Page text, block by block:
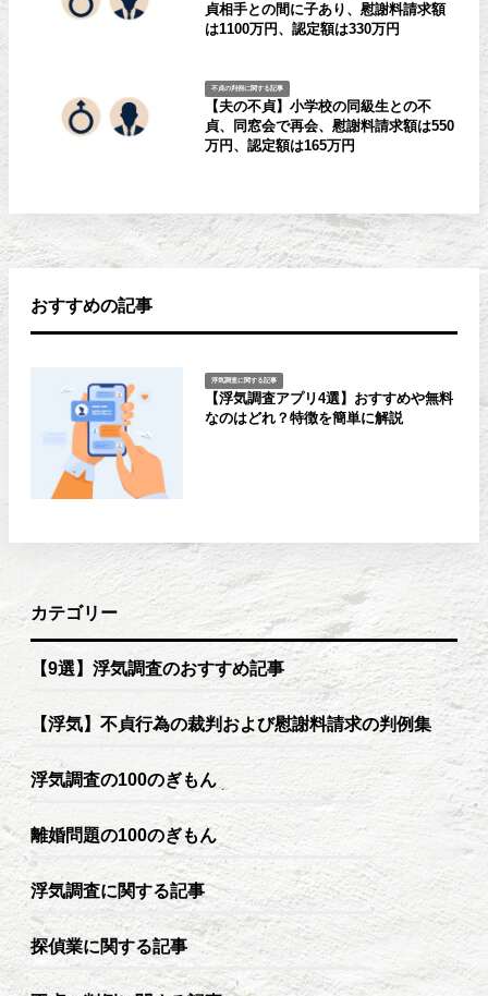
貞相手との間に子あり、慰謝料請求額
は1100万円、認定額は330万円
不貞の判例に関する記事
【夫の不貞】小学校の同級生との不
貞、同窓会で再会、慰謝料請求額は550
万円、認定額は165万円
おすすめの記事
浮気調査に関する記事
【浮気調査アプリ4選】おすすめや無料
なのはどれ？特徴を簡単に解説
カテゴリー
【9選】浮気調査のおすすめ記事
【浮気】不貞行為の裁判および慰謝料請求の判例集
浮気調査の100のぎもん
離婚問題の100のぎもん
浮気調査に関する記事
探偵業に関する記事